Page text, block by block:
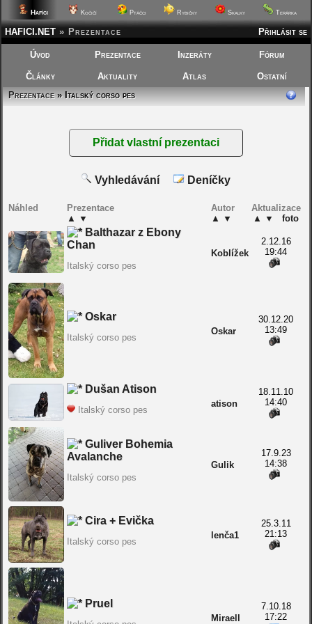
Hafíci Kočičí Ptáčci Rybičky Skalky Terárka
Přihlásit se
HAFICI.NET » Prezentace
Úvod Prezentace Inzeráty Fórum
Články Aktuality Atlas
Ostatní
Prezentace» Italský corso pes
Vyhledávání Deníčky
Náhled
Prezentace
▲ ▼
Autor
▲ ▼
Aktualizace
▲ ▼ foto
Balthazar z Ebony
Chan
Italský corso pes
Koblížek
2.12.16
19:44
Oskar
Italský corso pes
Oskar
30.12.20
13:49
Dušan Atison
Italský corso pes
atison
18.11.10
14:40
Guliver Bohemia
Avalanche
Italský corso pes
Gulik
17.9.23
14:38
Cira + Evička
Italský corso pes
lenča1
25.3.11
21:13
Pruel
Miraell
7.10.18
17:22